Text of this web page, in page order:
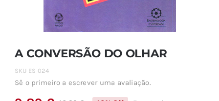
A CONVERSÃO DO OLHAR
SKU ES 024
Sê o primeiro a escrever uma avaliação.